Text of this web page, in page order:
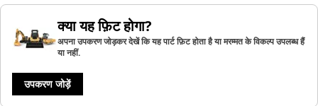
क्या यह फ़िट होगा?
अपना उपकरण जोड़कर देखें कि यह पार्ट फ़िट होता है या मरम्मत के विकल्प उपलब्ध हैं
या नहीं.
उपकरण जोड़ें